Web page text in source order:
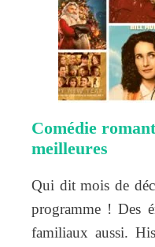
Comédie
meilleures
Qui dit mois de
programme ! Des
familiaux aussi.